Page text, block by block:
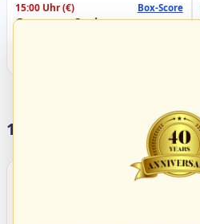
15:00 Uhr(€) Box-Score
Greece vs. Spain
17 Vereine im S/HBV